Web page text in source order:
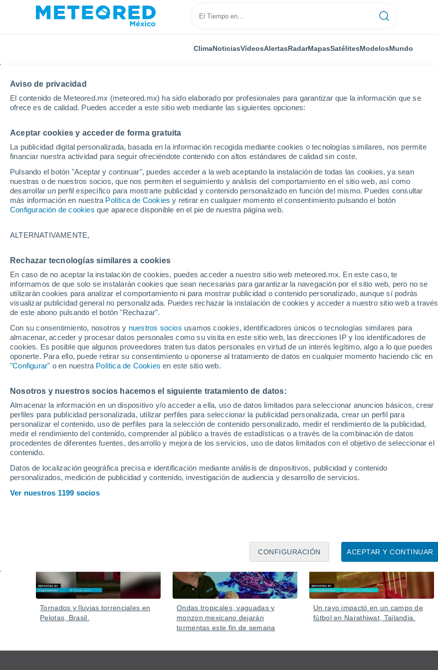
Aviso de privacidad
El contenido de Meteored.mx (meteored.mx) ha sido elaborado por profesionales para garantizar que la información que se
ofrece es de calidad. Puedes acceder a este sitio web mediante las siguientes opciones:
Aceptar cookies y acceder de forma gratuita
La publicidad digital personalizada, basada en la información recogida mediante cookies o tecnologías similares, nos permite
financiar nuestra actividad para seguir ofreciéndote contenido con altos estándares de calidad sin coste.
Pulsando el botón "Aceptar y continuar", puedes acceder a la web aceptando la instalación de todas las cookies, ya sean
nuestras o de nuestros socios, que nos permiten el seguimiento y análisis del comportamiento en el sitio web, así como
desarrollar un perfil específico para mostrarte publicidad y contenido personalizado en función del mismo. Puedes consultar
más información en nuestra Política de Cookies y retirar en cualquier momento el consentimiento pulsando el botón
Configuración de cookies que aparece disponible en el pie de nuestra página web.
ALTERNATIVAMENTE,
Rechazar tecnologías similares a cookies
En caso de no aceptar la instalación de cookies, puedes acceder a nuestro sitio web meteored.mx. En este caso, te
informamos de que solo se instalarán cookies que sean necesarias para garantizar la navegación por el sitio web, pero no se
utilizarán cookies para analizar el comportamiento ni para mostrar publicidad o contenido personalizado, aunque sí podrás
visualizar publicidad general no personalizada. Puedes rechazar la instalación de cookies y acceder a nuestro sitio web a través
de este abono pulsando el botón "Rechazar".
Con su consentimiento, nosotros y nuestros socios usamos cookies, identificadores únicos o tecnologías similares para
almacenar, acceder y procesar datos personales como su visita en este sitio web, las direcciones IP y los identificadores de
cookies. Es posible que algunos proveedores traten tus datos personales en virtud de un interés legítimo, algo a lo que puedes
oponerte. Para ello, puede retirar su consentimiento u oponerse al tratamiento de datos en cualquier momento haciendo clic en
"Configurar" o en nuestra Política de Cookies en este sitio web.
Nosotros y nuestros socios hacemos el siguiente tratamiento de datos:
Almacenar la información en un dispositivo y/o acceder a ella, uso de datos limitados para seleccionar anuncios básicos, crear
perfiles para publicidad personalizada, utilizar perfiles para seleccionar la publicidad personalizada, crear un perfil para
personalizar el contenido, uso de perfiles para la selección de contenido personalizado, medir el rendimiento de la publicidad,
medir el rendimiento del contenido, comprender al público a través de estadísticas o a través de la combinación de datos
procedentes de diferentes fuentes, desarrollo y mejora de los servicios, uso de datos limitados con el objetivo de seleccionar el
contenido.
Datos de localización geográfica precisa e identificación mediante análisis de dispositivos, publicidad y contenido
personalizados, medición de publicidad y contenido, investigación de audiencia y desarrollo de servicios.
Ver nuestros 1199 socios
ACEPTAR Y CONTINUAR
CONFIGURACIÓN
ClimaNoticiasVídeosAlertasRadarMapasSatélitesModelosMundo
Inicio Vídeos Una persona fue arrastrada por un vendaval extremo en Hengshui, China
Una persona fue arrastrada por un vendaval
extremo en Hengshui, China
Unas cámaras de seguridad captaron el impactante momento. Tras ser arrastrada por la fuerza del viento y casi
ser golpeada por un árbol que cayó en el temporal, la persona salió casi ilesa.
Vídeos
Tornados y lluvias torrenciales en
Pelotas, Brasil.
Ondas tropicales, vaguadas y
monzon mexicano dejarán
tormentas este fin de semana
Un rayo impactó en un campo de
fútbol en Narathiwat, Tailandia.